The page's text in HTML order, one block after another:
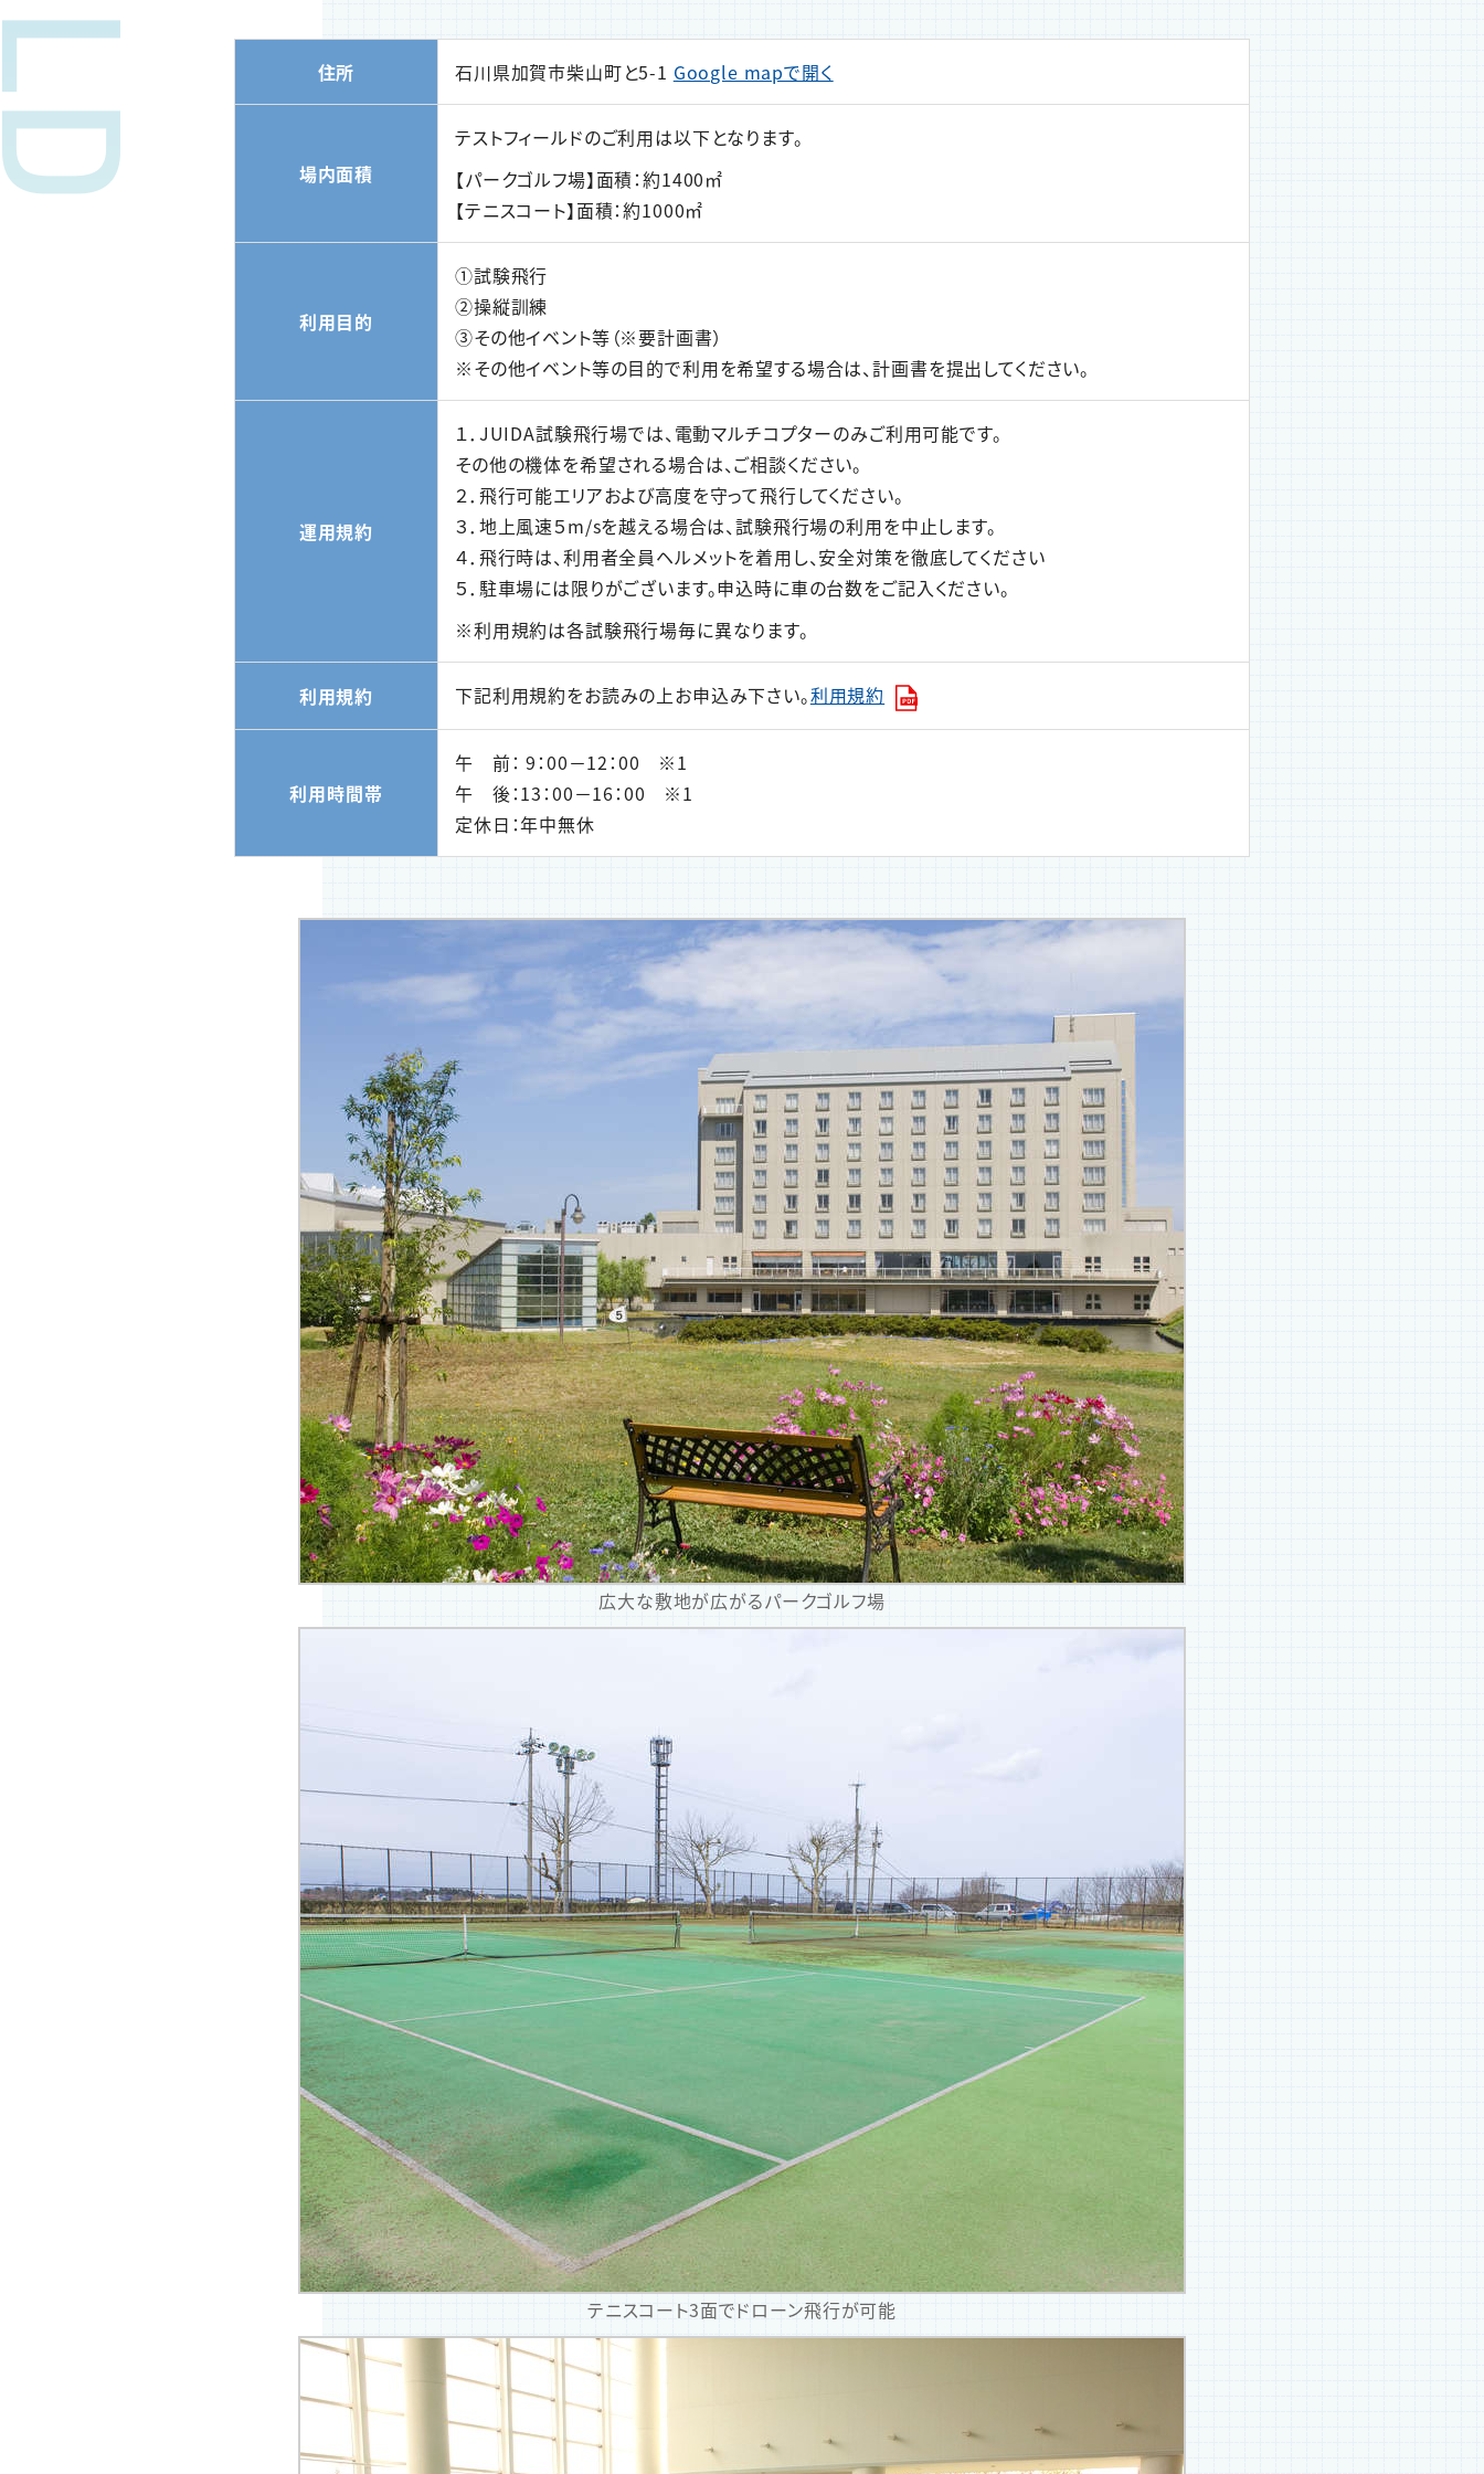
住所 石川県加賀市柴山町と5-1 Google mapで開く
場内面積
テストフィールドのご利用は以下となります。
【パークゴルフ場】面積：約1400㎡
【テニスコート】面積：約1000㎡
利用目的
①試験飛行
②操縦訓練
③その他イベント等（※要計画書）
※その他イベント等の目的で利用を希望する場合は、計画書を提出してください。
運用規約
１．JUIDA試験飛行場では、電動マルチコプターのみご利用可能です。
その他の機体を希望される場合は、ご相談ください。
２．飛行可能エリアおよび高度を守って飛行してください。
３．地上風速５m/sを越える場合は、試験飛行場の利用を中止します。
４．飛行時は、利用者全員ヘルメットを着用し、安全対策を徹底してください
５．駐車場には限りがございます。申込時に車の台数をご記入ください。
※利用規約は各試験飛行場毎に異なります。
利用規約 下記利用規約をお読みの上お申込み下さい。利用規約
利用時間帯
午 前： 9：00－12：00 ※1
午 後：13：00－16：00 ※1
定休日：年中無休
広大な敷地が広がるパークゴルフ場
テニスコート3面でドローン飛行が可能